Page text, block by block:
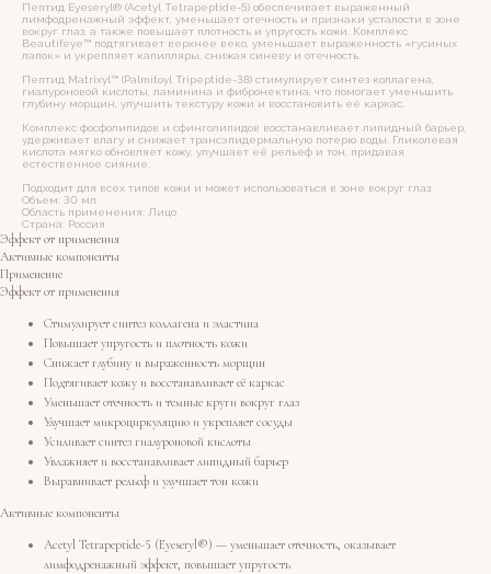
Пептид Eyeseryl® (Acetyl Tetrapeptide-5) обеспечивает выраженный
лимфодренажный эффект, уменьшает отечность и признаки усталости в зоне
вокруг глаз, а также повышает плотность и упругость кожи. Комплекс
Beautifeye™ подтягивает верхнее веко, уменьшает выраженность «гусиных
лапок» и укрепляет капилляры, снижая синеву и отечность.
Пептид Matrixyl™ (Palmitoyl Tripeptide-38) стимулирует синтез коллагена,
гиалуроновой кислоты, ламинина и фибронектина, что помогает уменьшить
глубину морщин, улучшить текстуру кожи и восстановить её каркас.
Комплекс фосфолипидов и сфинголипидов восстанавливает липидный барьер,
удерживает влагу и снижает трансэпидермальную потерю воды. Гликолевая
кислота мягко обновляет кожу, улучшает её рельеф и тон, придавая
естественное сияние.
Подходит для всех типов кожи и может использоваться в зоне вокруг глаз.
Объем: 30 мл
Область применения: Лицо
Страна: Россия
Эффект от применения
Активные компоненты
Применение
Эффект от применения
Стимулирует синтез коллагена и эластина
Повышает упругость и плотность кожи
Снижает глубину и выраженность морщин
Подтягивает кожу и восстанавливает её каркас
Уменьшает отечность и темные круги вокруг глаз
Улучшает микроциркуляцию и укрепляет сосуды
Усиливает синтез гиалуроновой кислоты
Увлажняет и восстанавливает липидный барьер
Выравнивает рельеф и улучшает тон кожи
Активные компоненты
Acetyl Tetrapeptide-5 (Eyeseryl®) — уменьшает отечность, оказывает
лимфодренажный эффект, повышает упругость